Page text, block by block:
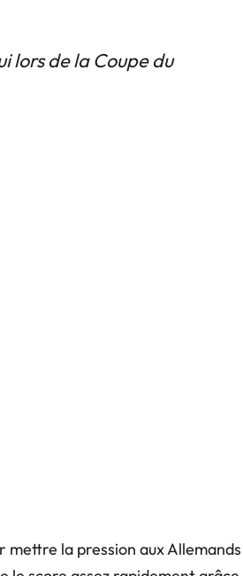
lors de la Coupe du
mettre la pression aux Allemands